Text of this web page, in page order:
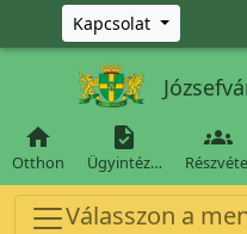
Ugrás a fő tartalomra
Kapcsolat

Otthon

Ügyintéz…

Válasszon a